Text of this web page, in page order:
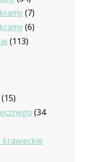
produkty
77
produktów
66
113113
1515
produktów
34